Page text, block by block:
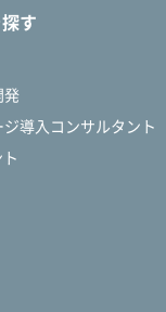
す
発
導入コンサルタント